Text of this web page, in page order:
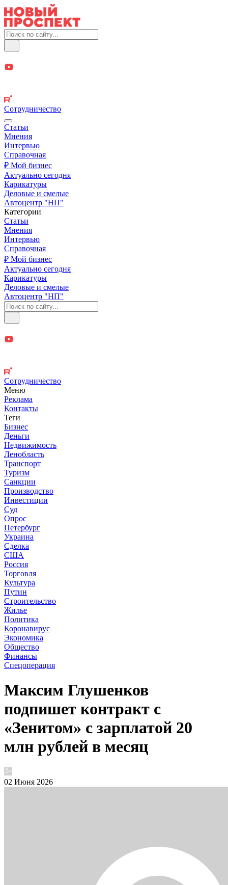
Сотрудничество
Статьи
Мнения
Интервью
Справочная
₽ Мой бизнес
Актуально сегодня
Карикатуры
Деловые и смелые
Автоцентр "НП"
Категории
Статьи
Мнения
Интервью
Справочная
₽ Мой бизнес
Актуально сегодня
Карикатуры
Деловые и смелые
Автоцентр "НП"
Сотрудничество
Меню
Реклама
Контакты
Теги
Бизнес
Деньги
Недвижимость
Ленобласть
Транспорт
Туризм
Санкции
Производство
Инвестиции
Суд
Опрос
Петербург
Украина
Сделка
США
Россия
Торговля
Культура
Путин
Строительство
Жилье
Политика
Коронавирус
Экономика
Общество
Финансы
Спецоперация
Максим Глушенков
подпишет контракт с
«Зенитом» с зарплатой 20
млн рублей в месяц
02 Июня 2026